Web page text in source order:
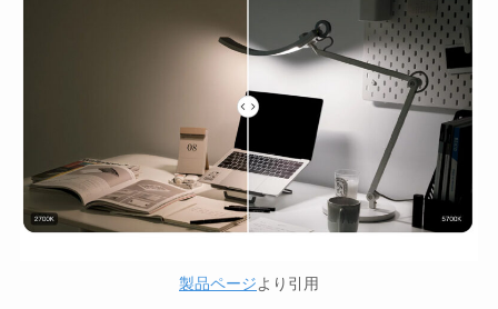
製品ページ より引用